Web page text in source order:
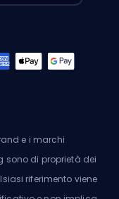
e i marchi
sono di proprietà dei
riferimento viene